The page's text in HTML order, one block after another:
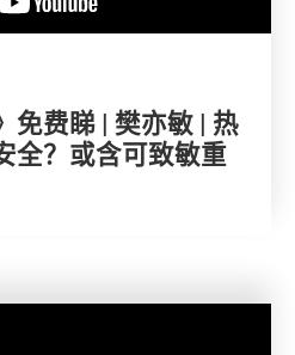
免费睇 | 樊亦敏 | 热
全？或含可致敏重